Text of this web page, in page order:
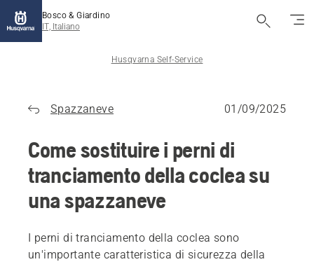
Bosco & Giardino
IT, Italiano
Husqvarna Self-Service
Spazzaneve 01/09/2025
Come sostituire i perni di
tranciamento della coclea su
una spazzaneve
I perni di tranciamento della coclea sono
un'importante caratteristica di sicurezza della